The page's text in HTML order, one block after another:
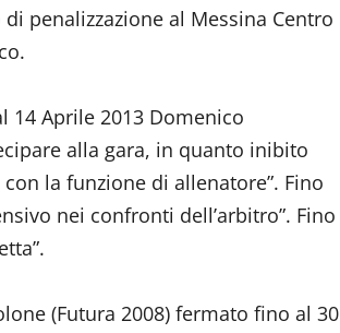
penalizzazione al Messina Centro
Aprile 2013 Domenico
alla gara, in quanto inibito
la funzione di allenatore”. Fino
nei confronti dell’arbitro”. Fino
(Futura 2008) fermato fino al 30